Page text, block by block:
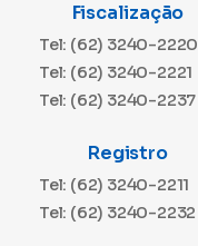
Fiscalização
Tel: (62) 3240-2220
Tel: (62) 3240-2221
Tel: (62) 3240-2237
Registro
Tel: (62) 3240-2211
Tel: (62) 3240-2232